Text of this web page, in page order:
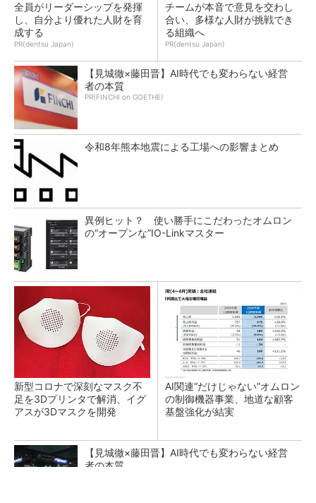
全員がリーダーシップを発揮
し、自分より優れた人財を育
成する
PR(dentsu Japan)
チームが本音で意見を交わし
合い、多様な人財が挑戦でき
る組織へ
PR(dentsu Japan)
【見城徹×藤田晋】AI時代でも変わらない経営
者の本質
PR(FINCHI on GOETHE)
令和8年熊本地震による工場への影響まとめ
異例ヒット？ 使い勝手にこだわったオムロン
の“オープンな”IO-Linkマスター
新型コロナで深刻なマスク不
足を3Dプリンタで解消、イグ
アスが3Dマスクを開発
AI関連“だけじゃない”オムロン
の制御機器事業、地道な顧客
基盤強化が結実
【見城徹×藤田晋】AI時代でも変わらない経営
者の本質